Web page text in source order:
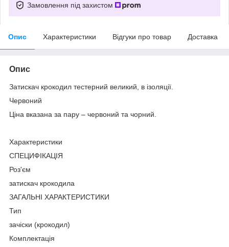
Замовлення під захистом
Опис Характеристики Відгуки про товар Доставка
Опис
Затискач крокодил тестерний великий, в ізоляції.
Червоний
Ціна вказана за пару – червоний та чорний.
Характеристики
СПЕЦИФІКАЦІЯ
Роз'єм
затискач крокодила
ЗАГАЛЬНІ ХАРАКТЕРИСТИКИ
Тип
зачіски (крокодил)
Комплектація